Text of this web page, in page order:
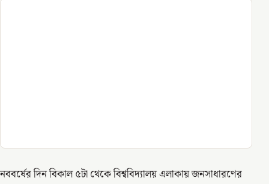
নববর্ষের দিন বিকাল ৫টা থেকে বিশ্ববিদ্যালয় এলাকায় জনসাধারণের